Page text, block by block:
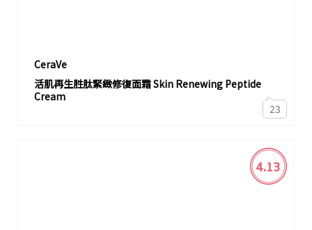
CeraVe
活肌再生胜肽緊緻修復面霜 Skin Renewing Peptide
Cream
23
4.13